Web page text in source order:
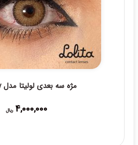
مژه سه بعدی لولیتا مدل Sweety
4,000,000 ریال